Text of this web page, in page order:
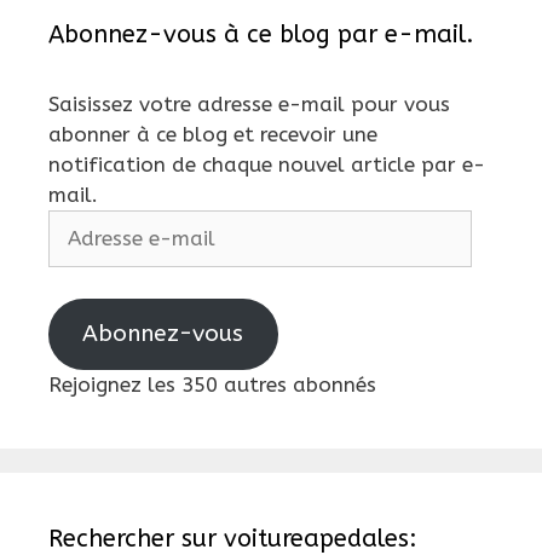
Abonnez-vous à ce blog par e-mail.
Saisissez votre adresse e-mail pour vous
abonner à ce blog et recevoir une
notification de chaque nouvel article par e-
mail.
Abonnez-vous
Rejoignez les 350 autres abonnés
Rechercher sur voitureapedales: